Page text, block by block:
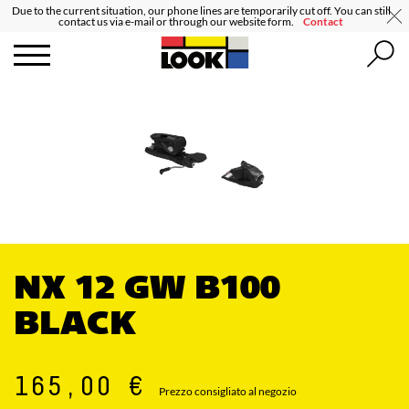
Due to the current situation, our phone lines are temporarily cut off. You can still
contact us via e-mail or through our website form. Contact
NX 12 GW B100
BLACK
165,00 € Prezzo consigliato al negozio